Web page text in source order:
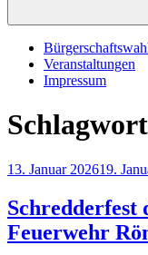
Veranstaltungen
Impressum
Veröffentlicht
13. Januar 202619.
Feuerwehr